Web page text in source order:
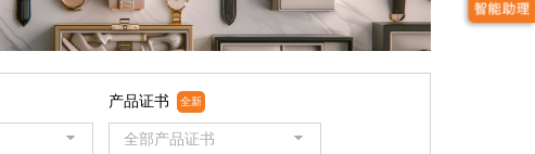
产品证书 全新
全部产品证书